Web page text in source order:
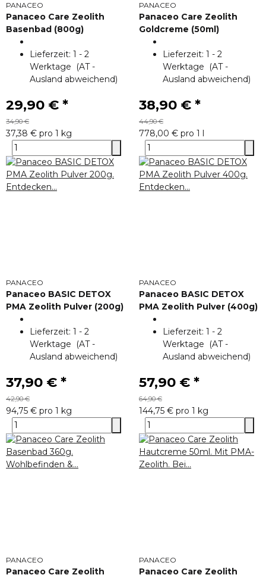
PANACEO
Panaceo Care Zeolith
Basenbad (800g)
Lieferzeit: 1 - 2
Werktage
(AT -
Ausland abweichend)
29,90 € *
34,90 €
37,38 € pro 1 kg
PANACEO
Panaceo Care Zeolith
Goldcreme (50ml)
Lieferzeit: 1 - 2
Werktage
(AT -
Ausland abweichend)
38,90 € *
44,90 €
778,00 € pro 1 l
PANACEO
Panaceo BASIC DETOX
PMA Zeolith Pulver (200g)
Lieferzeit: 1 - 2
Werktage
(AT -
Ausland abweichend)
37,90 € *
42,90 €
94,75 € pro 1 kg
PANACEO
Panaceo BASIC DETOX
PMA Zeolith Pulver (400g)
Lieferzeit: 1 - 2
Werktage
(AT -
Ausland abweichend)
57,90 € *
64,90 €
144,75 € pro 1 kg
PANACEO
Panaceo Care Zeolith
PANACEO
Panaceo Care Zeolith